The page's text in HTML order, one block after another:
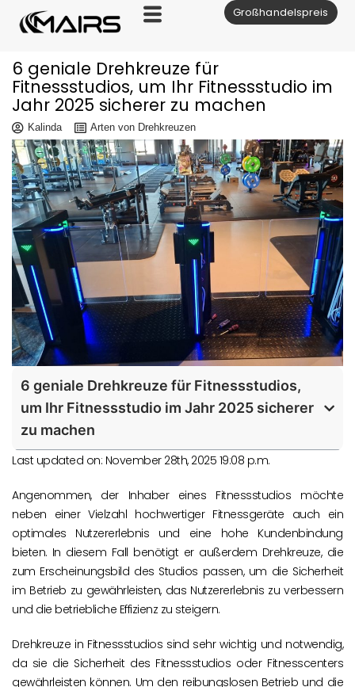
Zum
Inhalt
Großhandelspreis
6 geniale Drehkreuze für
Fitnessstudios, um Ihr Fitnessstudio im
Jahr 2025 sicherer zu machen
Kalinda Arten von Drehkreuzen
6 geniale Drehkreuze für Fitnessstudios,
um Ihr Fitnessstudio im Jahr 2025 sicherer
zu machen
Last updated on: November 28th, 2025 19:08 p.m.
Angenommen, der Inhaber eines Fitnessstudios möchte
neben einer Vielzahl hochwertiger Fitnessgeräte auch ein
optimales Nutzererlebnis und eine hohe Kundenbindung
bieten. In diesem Fall benötigt er außerdem Drehkreuze, die
zum Erscheinungsbild des Studios passen, um die Sicherheit
im Betrieb zu gewährleisten, das Nutzererlebnis zu verbessern
und die betriebliche Effizienz zu steigern.
Drehkreuze in Fitnessstudios sind sehr wichtig und notwendig,
da sie die Sicherheit des Fitnessstudios oder Fitnesscenters
gewährleisten können. Um den reibungslosen Betrieb und die